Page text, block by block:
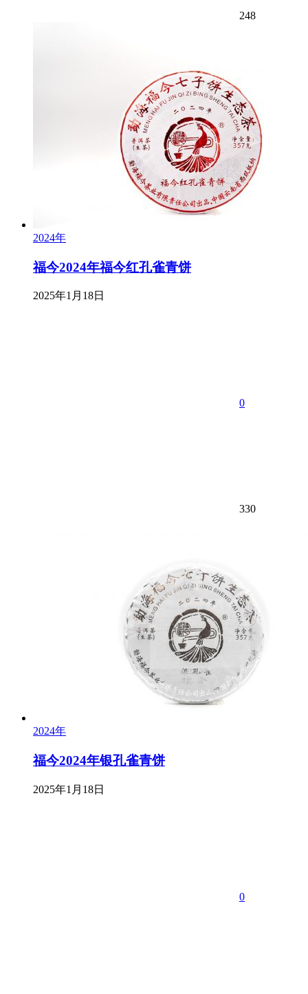
248
2024年
福今2024年福今红孔雀青饼
2025年1月18日
0
330
2024年
福今2024年银孔雀青饼
2025年1月18日
0